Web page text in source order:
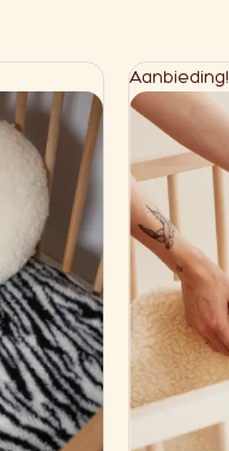
Aanbieding!